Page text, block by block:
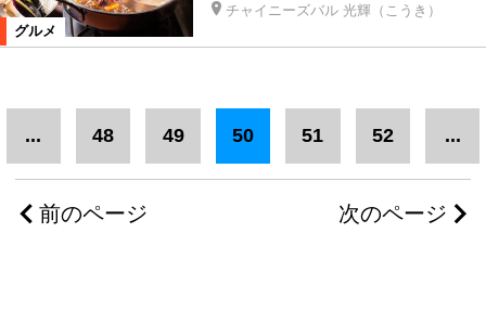
グルメ
チャイニーズバル 光輝（こうき）
前のページ
... 48 49 50 51 52 ...
次のページ